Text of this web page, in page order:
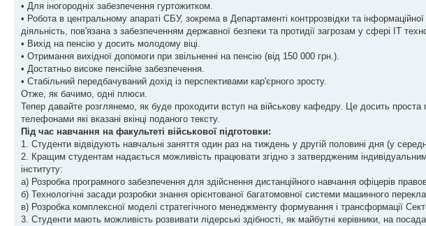
• Для іногородніх забезпечення гуртожитком.
• Робота в центральному апараті СБУ, зокрема в Департаменті контррозвідки та
діяльність, пов'язана з забезпеченням державної безпеки та протидії загрозам у сфері ІТ
• Вихід на пенсію у досить молодому віці.
• Отримання вихідної допомоги при звільненні на пенсію (від 150 000 грн.).
• Достатньо високе пенсійне забезпечення.
• Стабільний передбачуваний дохід із перспективами кар'єрного зросту.
Отже, як бачимо, одні плюси.
Тепер давайте розглянемо, як буде проходити вступ на військову кафедру. Це досить
телефонами які вказані вкінці поданого тексту.
Під час навчання на факультеті військової підготовки:
1. Студенти відвідують навчальні заняття один раз на тиждень у другій половині дня (у
2. Кращим студентам надається можливість працювати згідно з затвердженим
інституту:
а) Розробка програмного забезпечення для здійснення дистанційного навчання офіцерів
б) Технологічні засади розробки знання орієнтованої багатомовної системи машинного
в) Розробка комплексної моделі стратегічного менеджменту формування і трансформації
3. Студенти мають можливість розвивати лідерські здібності, як майбутні керівники, на